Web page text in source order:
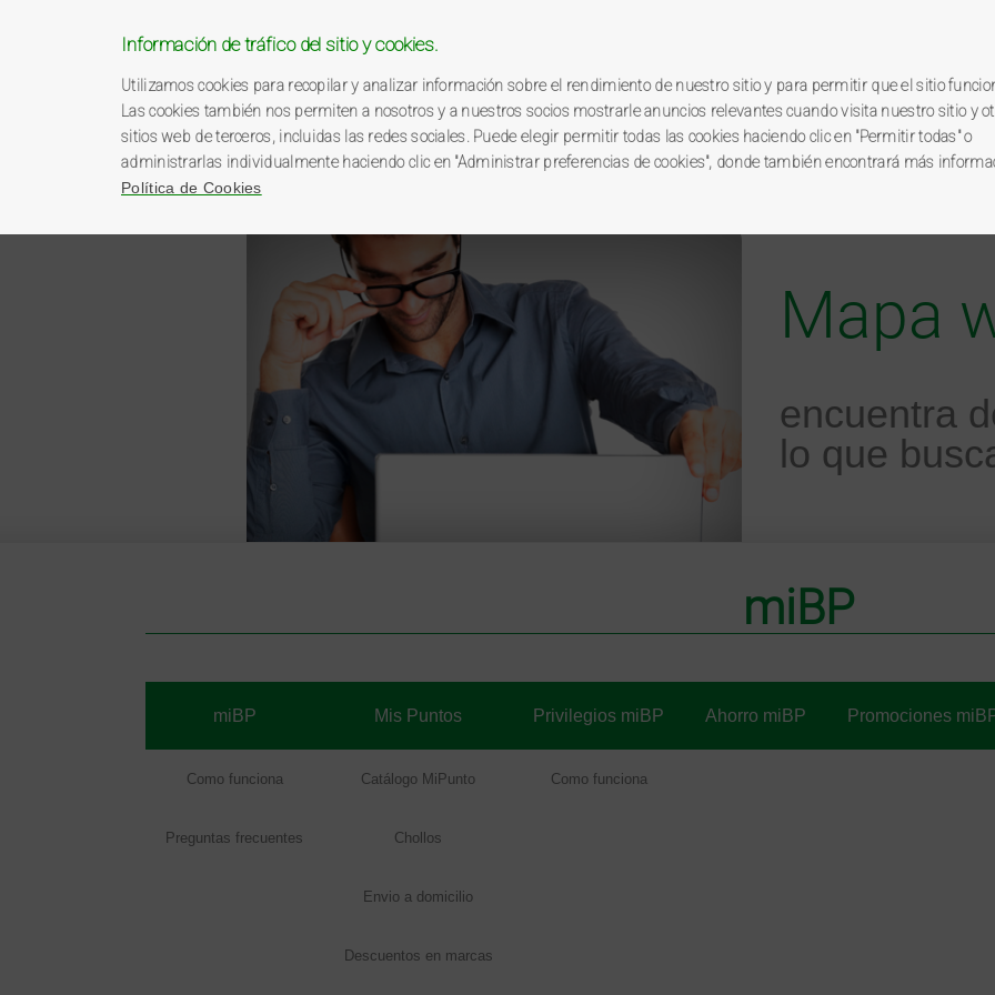
Información de tráfico del sitio y cookies.
Utilizamos cookies para recopilar y analizar información sobre el rendimiento de nuestro sitio y para permitir que el sitio
Las cookies también nos permiten a nosotros y a nuestros socios mostrarle anuncios relevantes cuando visita nuestro sitio y
sitios web de terceros, incluidas las redes sociales. Puede elegir permitir todas las cookies haciendo clic en "Permitir todas" o
administrarlas individualmente haciendo clic en "Administrar preferencias de cookies", donde también encontrará más
Política de CookiesPrograma miBP
Mapa
encuentra
lo que
miBP
miBP
Como funciona
Preguntas frecuentes
Mis Puntos
Catálogo MiPunto
Chollos
Envio a domicilio
Descuentos en marcas
Privilegios miBP
Como funciona
Ahorro miBP Promociones